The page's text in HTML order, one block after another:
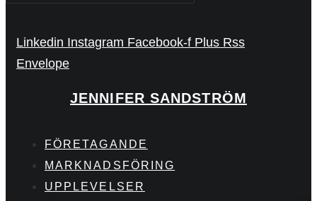
Linkedin Instagram Facebook-f Plus Rss
Envelope
JENNIFER SANDSTRÖM
FÖRETAGANDE
MARKNADSFÖRING
UPPLEVELSER